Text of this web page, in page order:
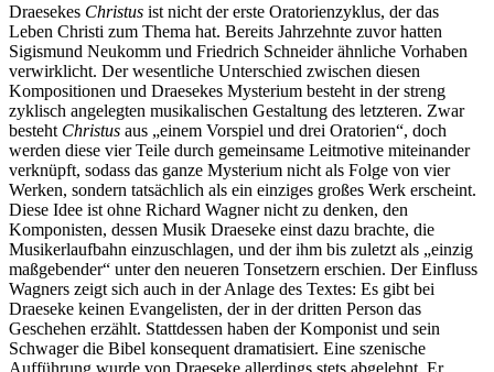
Draesekes Christus ist nicht der erste Oratorienzyklus, der das
Leben Christi zum Thema hat. Bereits Jahrzehnte zuvor hatten
Sigismund Neukomm und Friedrich Schneider ähnliche Vorhaben
verwirklicht. Der wesentliche Unterschied zwischen diesen
Kompositionen und Draesekes Mysterium besteht in der streng
zyklisch angelegten musikalischen Gestaltung des letzteren. Zwar
besteht Christus aus „einem Vorspiel und drei Oratorien“, doch
werden diese vier Teile durch gemeinsame Leitmotive miteinander
verknüpft, sodass das ganze Mysterium nicht als Folge von vier
Werken, sondern tatsächlich als ein einziges großes Werk erscheint.
Diese Idee ist ohne Richard Wagner nicht zu denken, den
Komponisten, dessen Musik Draeseke einst dazu brachte, die
Musikerlaufbahn einzuschlagen, und der ihm bis zuletzt als „einzig
maßgebender“ unter den neueren Tonsetzern erschien. Der Einfluss
Wagners zeigt sich auch in der Anlage des Textes: Es gibt bei
Draeseke keinen Evangelisten, der in der dritten Person das
Geschehen erzählt. Stattdessen haben der Komponist und sein
Schwager die Bibel konsequent dramatisiert. Eine szenische
Aufführung wurde von Draeseke allerdings stets abgelehnt. Er